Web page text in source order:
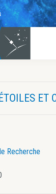
ET
Recherche